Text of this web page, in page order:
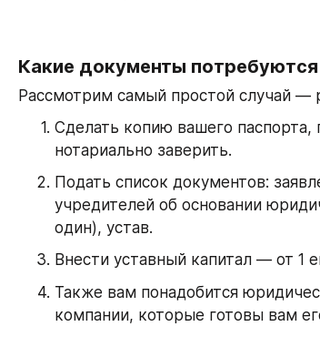
Какие документы потребуются
Рассмотрим самый простой случай —
Сделать копию вашего паспорта,
нотариально заверить.
Подать список документов:
учредителей об основании
один), устав.
Внести уставный капитал — от 1
Также вам понадобится
компании, которые готовы вам